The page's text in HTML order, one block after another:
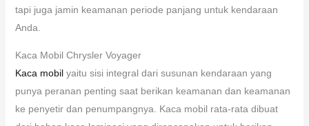
tapi juga jamin keamanan periode panjang untuk kendaraan
Anda.
Kaca Mobil Chrysler Voyager
Kaca mobilyaitu sisi integral dari susunan kendaraan yang
punya peranan penting saat berikan keamanan dan keamanan
ke penyetir dan penumpangnya. Kaca mobil rata-rata dibuat